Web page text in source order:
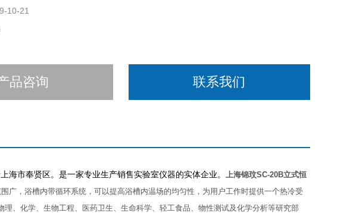
10-21
品咨询 联系我们
海市奉贤区。是一家专业生产销售实验室仪器的实体企业。 上海锦玟SC-20B立式恒
广，浴槽内带循环系统，可以提高浴槽内温场的均匀性，为用户工作时提供一个热冷受
、化学、生物工程、医药卫生、生命科学、轻工食品、物性测试及化学分析等研究部